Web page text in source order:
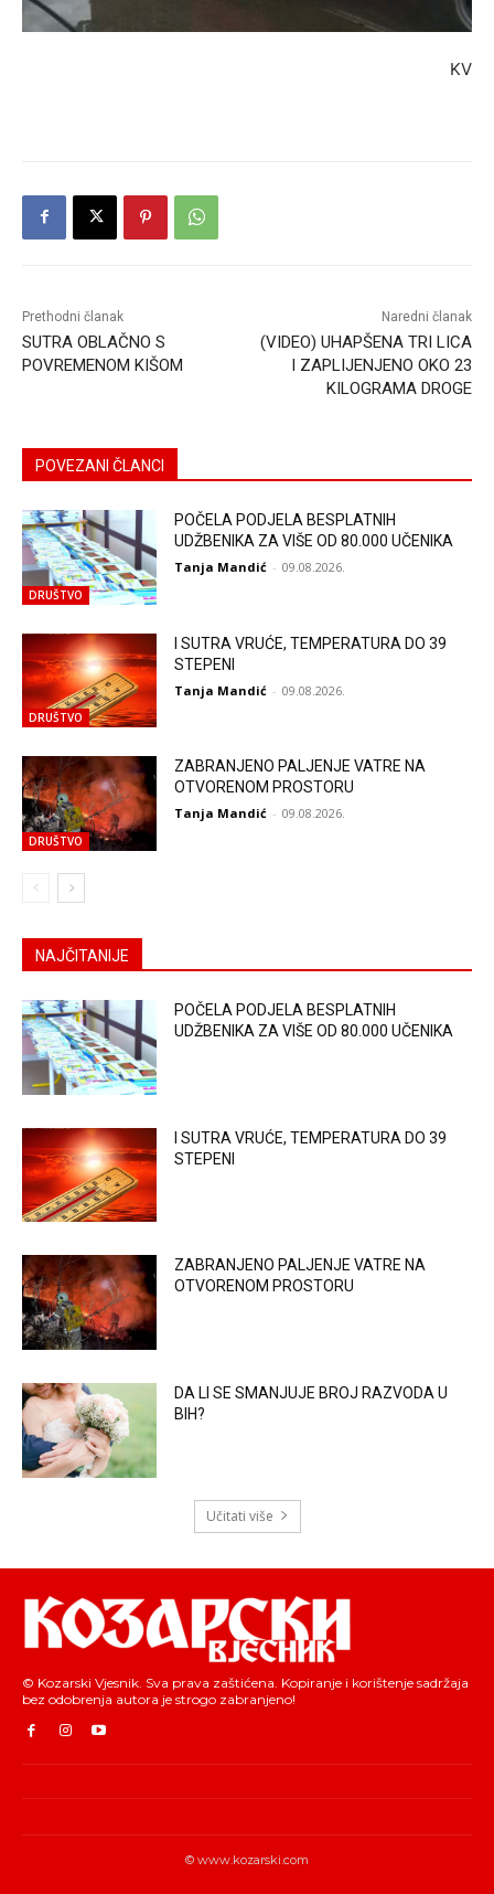
KV
Prethodni članak
SUTRA OBLAČNO S
POVREMENOM KIŠOM
Naredni članak
(VIDEO) UHAPŠENA TRI LICA
I ZAPLIJENJENO OKO 23
KILOGRAMA DROGE
POVEZANI ČLANCI
DRUŠTVO
POČELA PODJELA BESPLATNIH
UDŽBENIKA ZA VIŠE OD 80.000 UČENIKA
Tanja Mandić - 09.08.2026.
DRUŠTVO
I SUTRA VRUĆE, TEMPERATURA DO 39
STEPENI
Tanja Mandić - 09.08.2026.
DRUŠTVO
ZABRANJENO PALJENJE VATRE NA
OTVORENOM PROSTORU
Tanja Mandić - 09.08.2026.
NAJČITANIJE
POČELA PODJELA BESPLATNIH
UDŽBENIKA ZA VIŠE OD 80.000 UČENIKA
I SUTRA VRUĆE, TEMPERATURA DO 39
STEPENI
ZABRANJENO PALJENJE VATRE NA
OTVORENOM PROSTORU
DA LI SE SMANJUJE BROJ RAZVODA U
BIH?
Učitati više
© Kozarski Vjesnik. Sva prava zaštićena. Kopiranje i korištenje sadržaja
bez odobrenja autora je strogo zabranjeno!
© www.kozarski.com